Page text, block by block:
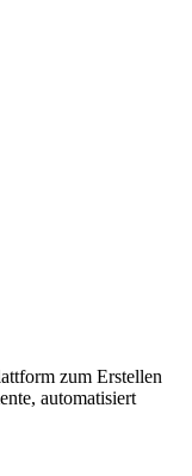
zum Erstellen
automatisiert